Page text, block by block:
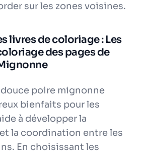
sur les zones voisines.
livres de coloriage : Les
des pages de
poire mignonne
bienfaits pour les
à développer la
la coordination entre les
En choisissant les